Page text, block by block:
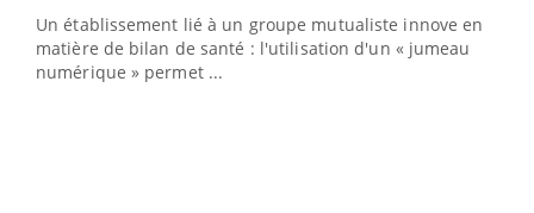
Un établissement lié à un groupe mutualiste innove en
matière de bilan de santé : l'utilisation d'un « jumeau
numérique » permet ...